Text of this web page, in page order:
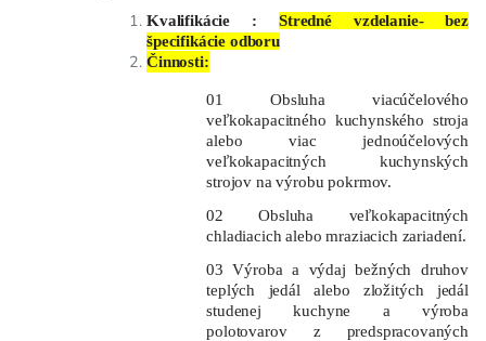
Kvalifikácie :Stredné vzdelanie- bez
špecifikácie odboru
Činnosti:
01 Obsluha viacúčelového
veľkokapacitného kuchynského stroja
alebo viac jednoúčelových
veľkokapacitných kuchynských
strojov na výrobu pokrmov.
02 Obsluha veľkokapacitných
chladiacich alebo mraziacich zariadení.
03 Výroba a výdaj bežných druhov
teplých jedál alebo zložitých jedál
studenej kuchyne a výroba
polotovarov z predspracovaných